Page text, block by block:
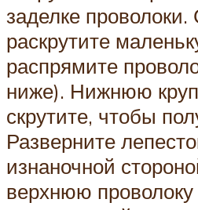
заделке
раскрутите
распрямите
ниже). Нижнюю
скрутите, чтобы
Разверните
изнаночной
верхнюю проволоку